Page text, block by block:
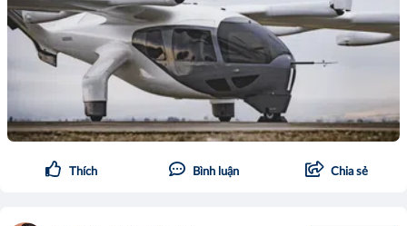
Thích Bình luận Chia sẻ